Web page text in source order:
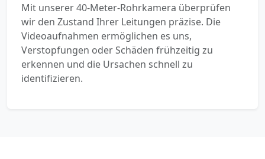
Mit unserer 40-Meter-Rohrkamera überprüfen
wir den Zustand Ihrer Leitungen präzise. Die
Videoaufnahmen ermöglichen es uns,
Verstopfungen oder Schäden frühzeitig zu
erkennen und die Ursachen schnell zu
identifizieren.